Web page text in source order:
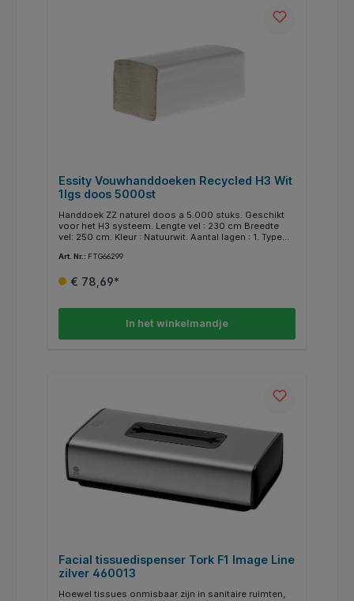
Essity Vouwhanddoeken Recycled H3 Wit
1lgs doos 5000st
Handdoek ZZ naturel doos a 5.000 stuks. Geschikt
voor het H3 systeem. Lengte vel : 230 cm Breedte
vel: 250 cm. Kleur : Natuurwit. Aantal lagen : 1. Type
dispensersysteeM23-25 cm C-gevouwen en ZZ-
Art. Nr.: FTG66299
€ 78,69*
In het winkelmandje
Facial tissuedispenser Tork F1 Image Line
zilver 460013
Hoewel tissues onmisbaar zijn in sanitaire ruimten,